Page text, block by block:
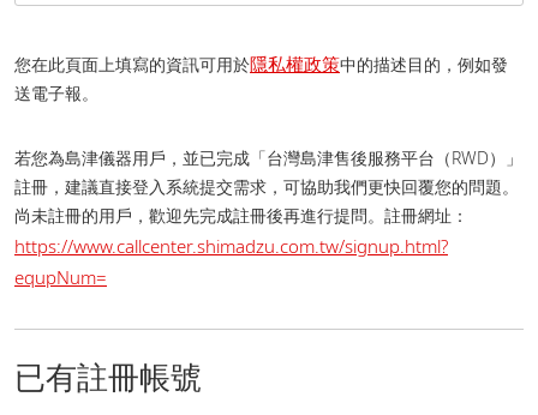
您在此頁面上填寫的資訊可用於隱私權政策中的描述目的，例如發
送電子報。
若您為島津儀器用戶，並已完成「台灣島津售後服務平台（RWD）」
註冊，建議直接登入系統提交需求，可協助我們更快回覆您的問題。
尚未註冊的用戶，歡迎先完成註冊後再進行提問。 註冊網址：
https://www.callcenter.shimadzu.com.tw/signup.html?
equpNum=
已有註冊帳號